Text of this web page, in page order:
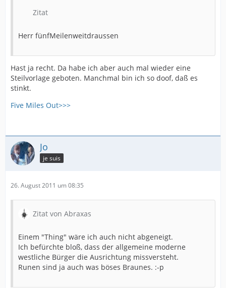
Zitat
Herr fünfMeilenweitdraussen
Hast ja recht. Da habe ich aber auch mal wieder eine
Steilvorlage geboten. Manchmal bin ich so doof, daß es
stinkt.
Five Miles Out>>>
Jo
je suis
26. August 2011 um 08:35
Zitat von Abraxas
Einem "Thing" wäre ich auch nicht abgeneigt.
Ich befürchte bloß, dass der allgemeine moderne
westliche Bürger die Ausrichtung missversteht.
Runen sind ja auch was böses Braunes. :-p